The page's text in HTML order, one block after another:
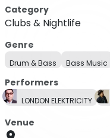
Category
Clubs & Nightlife
Genre
Drum & Bass Bass Music
Performers
LONDON ELEKTRICITY
Venue